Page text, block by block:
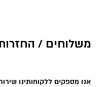
משלוחים /
אנו מספקים ללקוחותינו